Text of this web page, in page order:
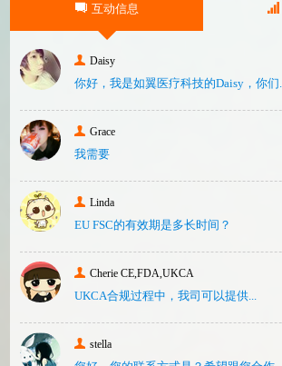
互动信息
Daisy
你好，我是如翼医疗科技的Daisy，你们...
Grace
我需要
Linda
EU FSC的有效期是多长时间？
Cherie CE,FDA,UKCA
UKCA合‮过规‬程中，我司可‮提以‬供...
stella